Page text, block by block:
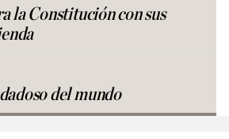
la Constitución con sus
del mundo